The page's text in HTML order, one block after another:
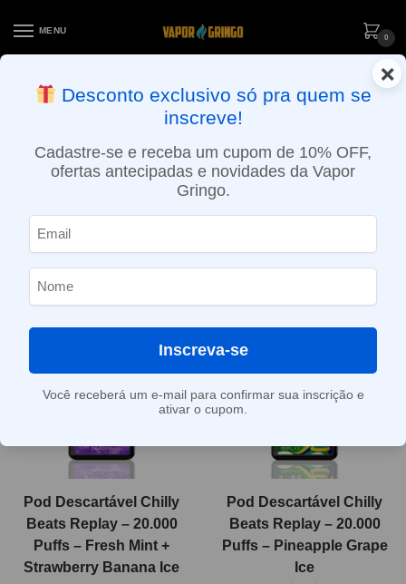
MENU
0
ENTREGA NO MESMO DIA EM SÃO PAULO (SEG A SEX): PEDIDOS
APROVADOS ATÉ 15:30 VIA MOTOBOY
36ml
Mostrando todos os 2 resultados
Pod Descartável Chilly
Beats Replay – 20.000
Puffs – Fresh Mint +
Strawberry Banana Ice
Pod Descartável Chilly
Beats Replay – 20.000
Puffs – Pineapple Grape
Ice
×
Desconto exclusivo só pra quem se
inscreve!
Cadastre-se e receba um cupom de 10% OFF,
ofertas antecipadas e novidades da Vapor
Gringo.
Inscreva-se
Você receberá um e-mail para confirmar sua inscrição e
ativar o cupom.